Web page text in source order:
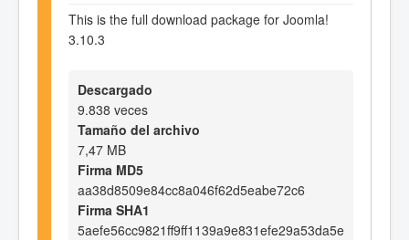
This is the full download package for Joomla!
3.10.3
Descargado
9.838 veces
Tamaño del archivo
7,47 MB
Firma MD5
aa38d8509e84cc8a046f62d5eabe72c6
Firma SHA1
5aefe56cc9821ff9ff1139a9e831efe29a53da5e